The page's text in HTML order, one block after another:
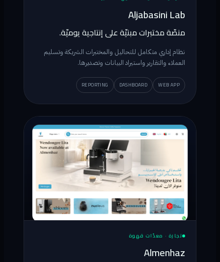
Aljabasini Lab
منصّة مختبرات مبنيّة على إنتاجية يوميّة.
نظام إداري متكامل للتحاليل والمختبرات الشريكة وتسليم
العملاء والتقارير واستيراد البيانات وتصديرها.
WEB APP
DASHBOARD
REPORTING
تجارة · معدّات قهوة
Almenhaz